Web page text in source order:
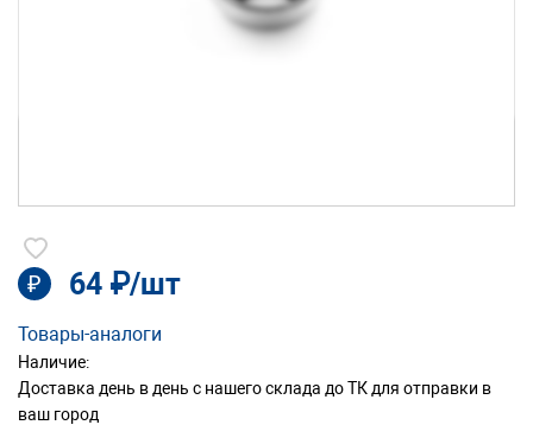
₽ 64 ₽/шт
Товары-аналоги
Наличие:
Доставка день в день с нашего склада до ТК для отправки в
ваш город